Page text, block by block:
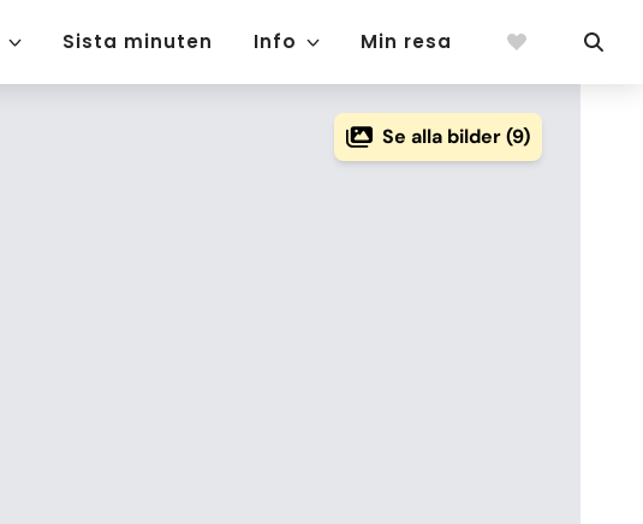
Sista minuten Info Min resa
Se alla bilder (9)